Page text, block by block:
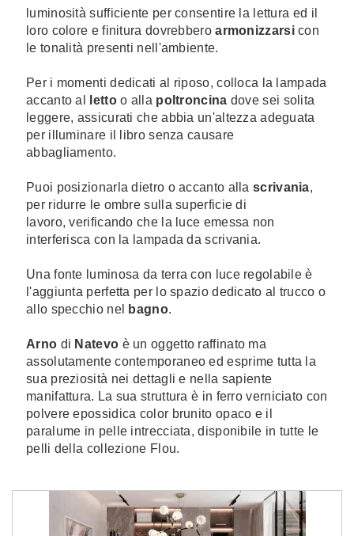
luminosità sufficiente per consentire la lettura ed il
loro colore e finitura dovrebberoarmonizzarsicon
le tonalità presenti nell'ambiente.
Per i momenti dedicati al riposo, colloca la lampada
accanto al
lettoo alla poltroncina dove sei solita
leggere, assicurati che abbia un'altezza adeguata
per illuminare il libro senza causare
abbagliamento.
Puoi posizionarla dietro o accanto alla scrivania,
per ridurre le ombre sulla superficie di
lavoro, verificando che la luce emessa non
interferisca con la lampada da scrivania.
Una fonte luminosa da terra con luce regolabile è
l'aggiunta perfetta per lo spazio dedicato al trucco o
allo specchio nel
bagno.
Arno di Natevo è un oggetto raffinato ma
assolutamente contemporaneo ed esprime tutta la
sua preziosità nei dettagli e nella sapiente
manifattura. La sua struttura è in ferro verniciato con
polvere epossidica color brunito opaco e il
paralume in pelle intrecciata, disponibile in tutte le
pelli della collezione Flou.